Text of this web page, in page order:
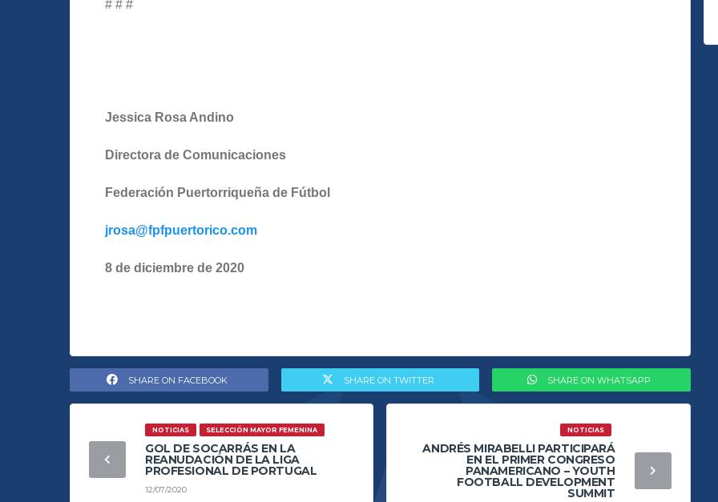
# # #
Jessica Rosa Andino
Directora de Comunicaciones
Federación Puertorriqueña de Fútbol
jrosa@fpfpuertorico.com
8 de diciembre de 2020
SHARE ON FACEBOOK SHARE ON TWITTER SHARE ON WHATSAPP
NOTICIAS SELECCIÓN MAYOR FEMENINA
GOL DE SOCARRÁS EN LA
REANUDACIÓN DE LA LIGA
PROFESIONAL DE PORTUGAL
12/07/2020
NOTICIAS
ANDRÉS MIRABELLI PARTICIPARÁ
EN EL PRIMER CONGRESO
PANAMERICANO – YOUTH
FOOTBALL DEVELOPMENT
SUMMIT